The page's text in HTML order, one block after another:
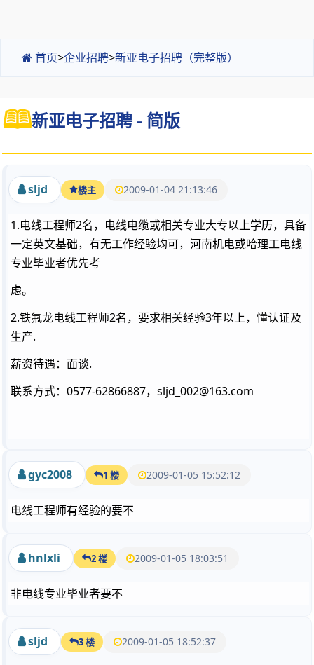
首页>企业招聘>新亚电子招聘（完整版）
新亚电子招聘 - 简版
sljd 楼主 2009-01-04 21:13:46
1.电线工程师2名，电线电缆或相关专业大专以上学历，具备
一定英文基础，有无工作经验均可，河南机电或哈理工电线
专业毕业者优先考
虑。
2.铁氟龙电线工程师2名，要求相关经验3年以上，懂认证及
生产.
薪资待遇：面谈.
联系方式：0577-62866887， sljd_002@163.com
gyc2008 1 楼 2009-01-05 15:52:12
电线工程师有经验的要不
hnlxli 2 楼 2009-01-05 18:03:51
非电线专业毕业者要不
sljd 3 楼 2009-01-05 18:52:37